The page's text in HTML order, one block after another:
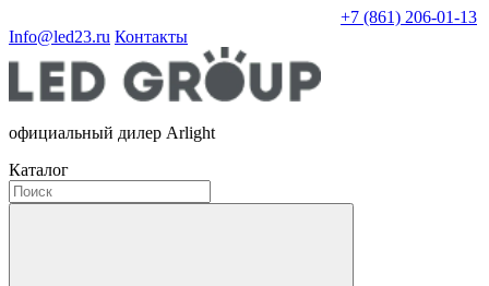
+7 (861) 206-01-13
Info@led23.ru Контакты
официальный дилер Arlight
Каталог